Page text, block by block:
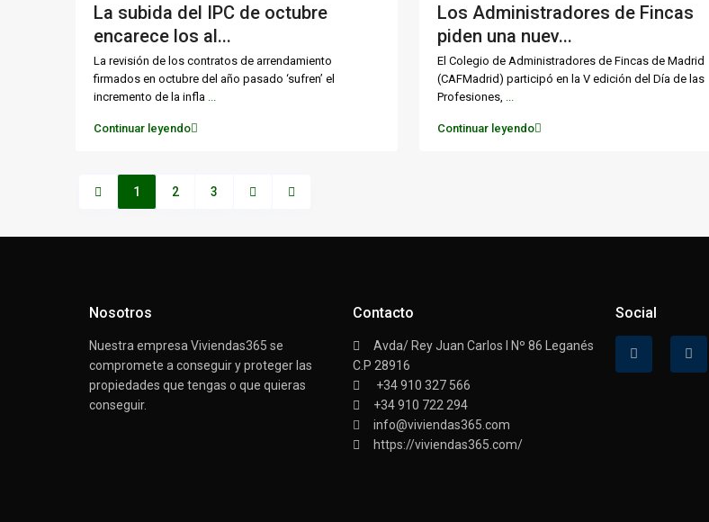
La subida del IPC de octubre
encarece los al...
La revisión de los contratos de arrendamiento
firmados en octubre del año pasado ‘sufren’ el
incremento de la infla
Continuar leyendo
Los Administradores de Fincas
piden una nuev...
El Colegio de Administradores de Fincas de Madrid
(CAFMadrid) participó en la V edición del Día de las
Profesiones,
Continuar leyendo
1 2 3
Nosotros
Nuestra empresa Viviendas365 se
compromete a conseguir y proteger las
propiedades que tengas o que quieras
conseguir.
Contacto
Avda/ Rey Juan Carlos I Nº 86 Leganés
C.P 28916
+34 910 327 566
+34 910 722 294
info@viviendas365.com
https://viviendas365.com/
Social